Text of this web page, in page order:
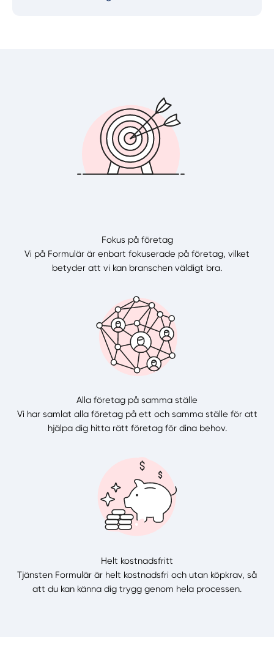
Fokus på företag
Vi på Formulär är enbart fokuserade på företag, vilket
betyder att vi kan branschen väldigt bra.
Alla företag på samma ställe
Vi har samlat alla företag på ett och samma ställe för att
hjälpa dig hitta rätt företag för dina behov.
Helt kostnadsfritt
Tjänsten Formulär är helt kostnadsfri och utan köpkrav, så
att du kan känna dig trygg genom hela processen.